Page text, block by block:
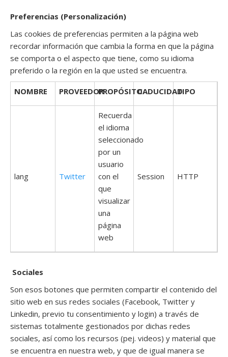
Preferencias (Personalización)
Las cookies de preferencias permiten a la página web
recordar información que cambia la forma en que la página
se comporta o el aspecto que tiene, como su idioma
preferido o la región en la que usted se encuentra.
NOMBRE PROVEEDORPROPÓSITOCADUCIDADTIPO
lang Twitter
Recuerda
el idioma
seleccionado
por un
usuario
con el
que
visualizar
una
página
web
Session HTTP
Sociales
Son esos botones que permiten compartir el contenido del
sitio web en sus redes sociales (Facebook, Twitter y
Linkedin, previo tu consentimiento y login) a través de
sistemas totalmente gestionados por dichas redes
sociales, así como los recursos (pej. videos) y material que
se encuentra en nuestra web, y que de igual manera se